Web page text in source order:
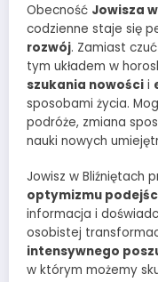
Obecność Jowisza
codzienne staje się
rozwój. Zamiast
tym układem w
szukania nowości i
sposobami życia.
podróże, zmiana
nauki nowych
Jowisz w Bliźniętach
optymizmu
informacja i
osobistej
intensywnego
w którym możemy